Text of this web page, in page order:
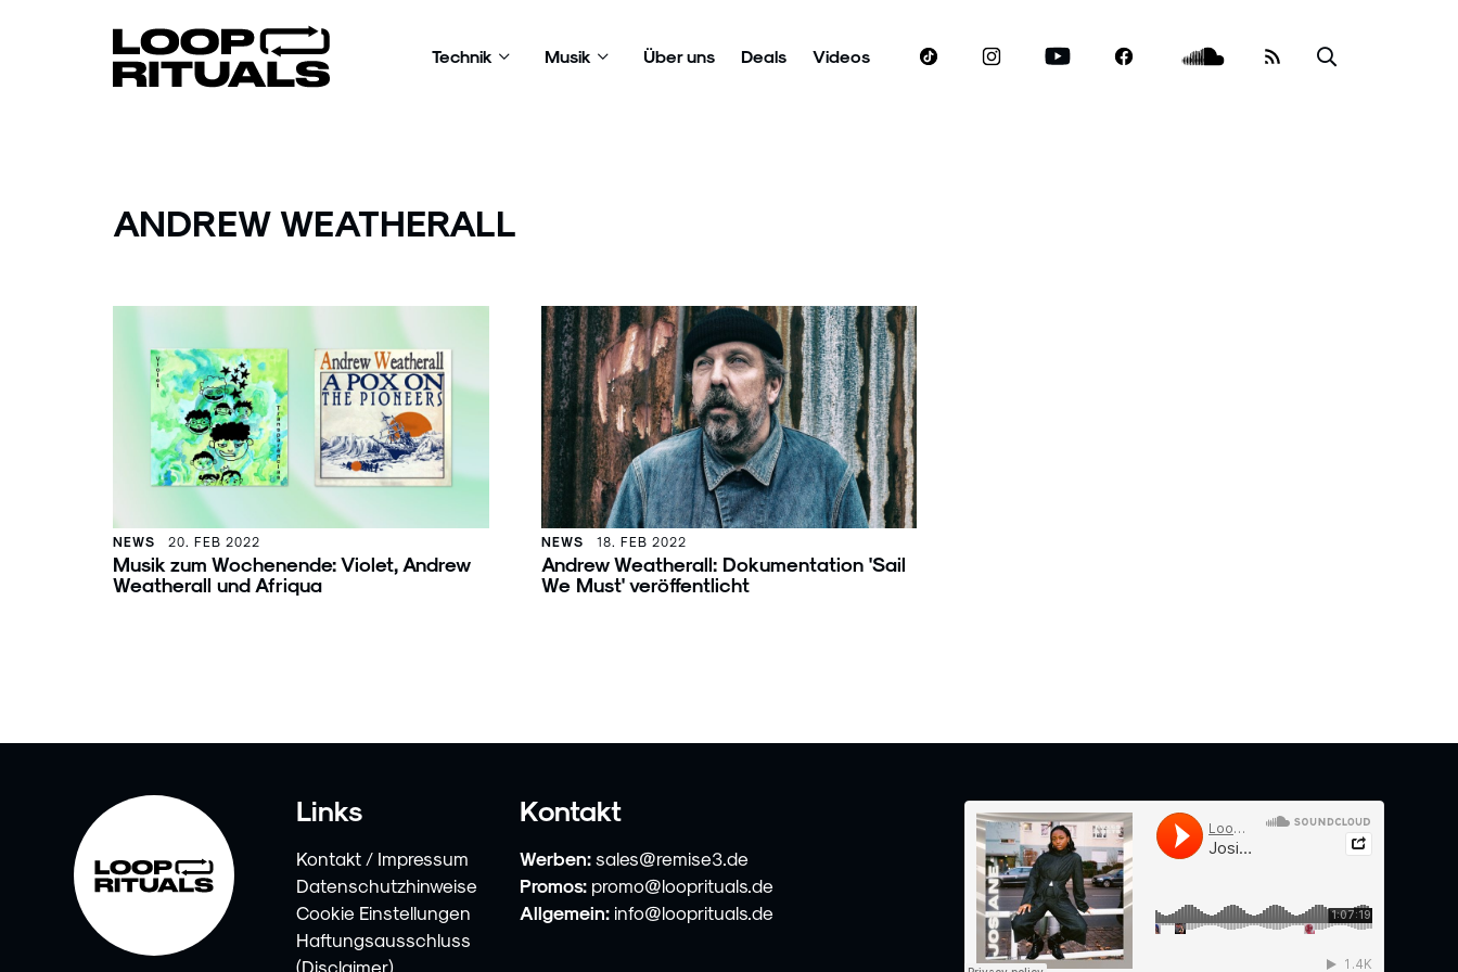
Technik Musik Über uns Deals Videos
ANDREW WEATHERALL
NEWS 20. FEB 2022
Musik zum Wochenende: Violet, Andrew
Weatherall und Afriqua
NEWS 18. FEB 2022
Andrew Weatherall: Dokumentation 'Sail
We Must' veröffentlicht
Links
Kontakt / Impressum
Datenschutzhinweise
Cookie Einstellungen
Haftungsausschluss
(Disclaimer)
Kontakt
Werben: sales@remise3.de
Promos: promo@looprituals.de
Allgemein: info@looprituals.de